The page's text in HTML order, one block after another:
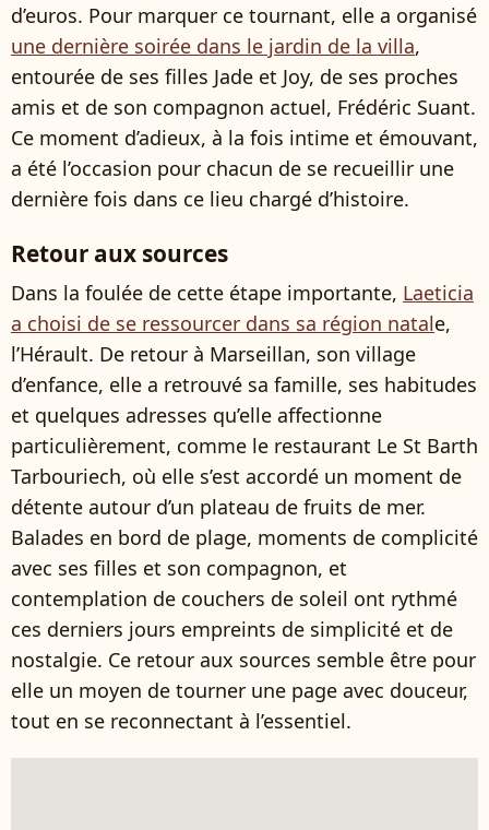
d’euros. Pour marquer ce tournant, elle a organisé
une dernière soirée dans le jardin de la villa,
entourée de ses filles Jade et Joy, de ses proches
amis et de son compagnon actuel, Frédéric Suant.
Ce moment d’adieux, à la fois intime et émouvant,
a été l’occasion pour chacun de se recueillir une
dernière fois dans ce lieu chargé d’histoire.
Retour aux sources
Dans la foulée de cette étape importante, Laeticia
a choisi de se ressourcer dans sa région natale,
l’Hérault. De retour à Marseillan, son village
d’enfance, elle a retrouvé sa famille, ses habitudes
et quelques adresses qu’elle affectionne
particulièrement, comme le restaurant Le St Barth
Tarbouriech, où elle s’est accordé un moment de
détente autour d’un plateau de fruits de mer.
Balades en bord de plage, moments de complicité
avec ses filles et son compagnon, et
contemplation de couchers de soleil ont rythmé
ces derniers jours empreints de simplicité et de
nostalgie. Ce retour aux sources semble être pour
elle un moyen de tourner une page avec douceur,
tout en se reconnectant à l’essentiel.